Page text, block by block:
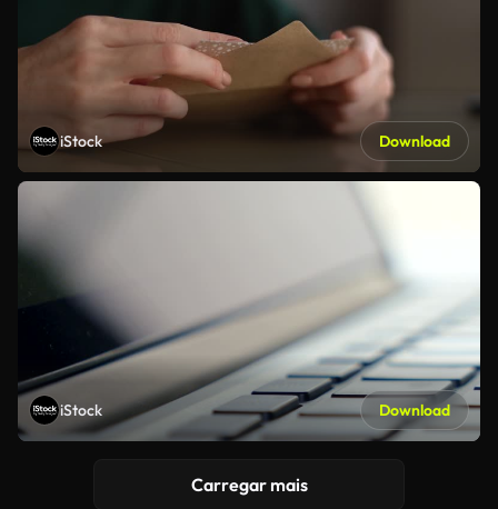
iStock Download
iStock Download
Carregar mais